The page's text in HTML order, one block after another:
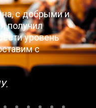
с добрыми и
получил
уровень
с